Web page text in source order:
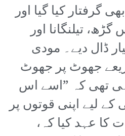
کو بھی گرفتار کیا گیا اور
گڑھ، تیلنگانا اور
ڈال دیے۔ مودی
جھوٹ پر جھوٹ
تھی کہ ”اسے اس
کے لیے اپنی قوتوں پر
کا عہد کیا کہ،